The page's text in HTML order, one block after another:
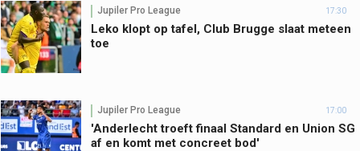
Jupiler Pro League 17:30
Leko klopt op tafel, Club Brugge slaat meteen
toe
Jupiler Pro League 17:00
'Anderlecht troeft finaal Standard en Union SG
af en komt met concreet bod'